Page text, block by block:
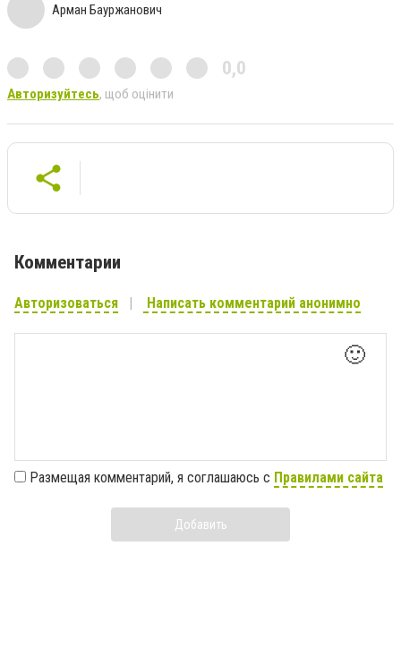
Арман Бауржанович
0,0
Авторизуйтесь, щоб оцінити
Комментарии
Авторизоваться Написать комментарий анонимно
🙂
Размещая комментарий, я соглашаюсь с Правилами сайта
Добавить